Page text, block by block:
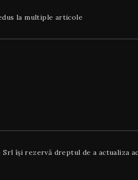
la multiple articole
își rezervă dreptul de a actualiza